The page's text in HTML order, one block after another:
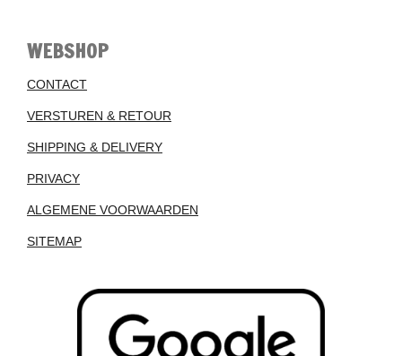
WEBSHOP
CONTACT
VERSTUREN & RETOUR
SHIPPING & DELIVERY
PRIVACY
ALGEMENE VOORWAARDEN
SITEMAP